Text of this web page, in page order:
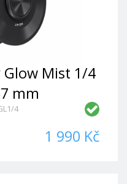
Mist 1/4
mm
4
1 990 Kč